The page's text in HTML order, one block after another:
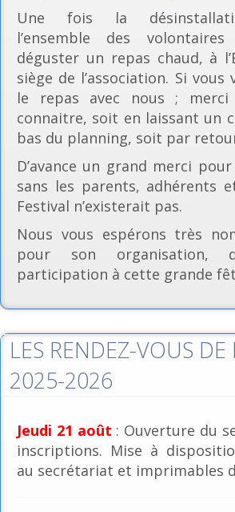
Une fois la
l’ensemble des
déguster un repas chaud, à
siège de l’association. Si
le repas avec nous ;
connaitre, soit en laissant un
bas du planning, soit par
D’avance un grand merci
sans les parents, adhérents
Festival n’existerait pas.
Nous vous espérons très
pour son organisation,
participation à cette grande
LES RENDEZ-VOUS DE
2025-2026
Jeudi 21 août : Ouverture du
inscriptions. Mise à
au secrétariat et imprimables